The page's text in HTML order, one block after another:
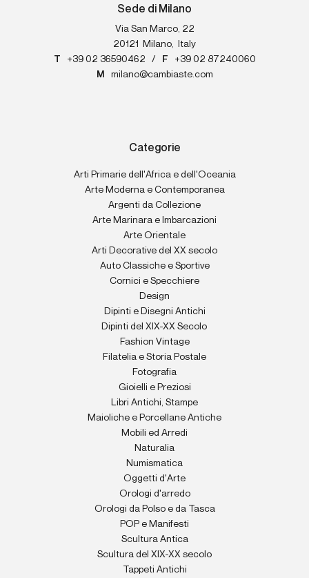
Sede di Milano
Via San Marco, 22
20121
Milano,
Italy
T
+39 02 36590462 / F
+39 02 87240060
M
milano@cambiaste.com
Categorie
Arti Primarie dell'Africa e dell'Oceania
Arte Moderna e Contemporanea
Argenti da Collezione
Arte Marinara e Imbarcazioni
Arte Orientale
Arti Decorative del XX secolo
Auto Classiche e Sportive
Cornici e Specchiere
Design
Dipinti e Disegni Antichi
Dipinti del XIX-XX Secolo
Fashion Vintage
Filatelia e Storia Postale
Fotografia
Gioielli e Preziosi
Libri Antichi, Stampe
Maioliche e Porcellane Antiche
Mobili ed Arredi
Naturalia
Numismatica
Oggetti d'Arte
Orologi d'arredo
Orologi da Polso e da Tasca
POP e Manifesti
Scultura Antica
Scultura del XIX-XX secolo
Tappeti Antichi